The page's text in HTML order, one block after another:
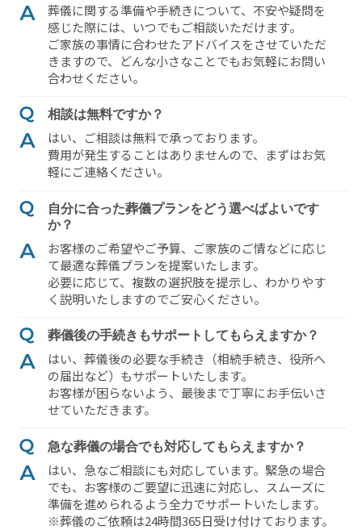
葬儀に関する準備や⼿続きについて、不安や疑問を
感じた際には、いつでもご相談いただけます。
ご家族の事情に合わせたアドバイスをさせていただ
きますので、どんな⼩さなことでもお気軽にお問い
合わせください。
相談は無料ですか？
はい、ご相談は無料で承っております。
費⽤が発⽣することはありませんので、まずはお気
軽にご連絡ください。
⾃分に合った葬儀プランをどう選べばよいです
か？
お客様のご希望やご予算、ご家族のご情などに応じ
て最適な葬儀プランを提案いたします。
必要に応じて、複数の選択肢を提⽰し、わかりやす
く説明いたしますのでご安⼼ください。
葬儀後の⼿続きもサポートしてもらえますか？
はい、葬儀後の必要な⼿続き（相続⼿続き、役所へ
の届出など）もサポートいたします。
お客様が困らないよう、最後まで丁寧にお⼿伝いさ
せていただきます。
急な葬儀の場合でも対応してもらえますか？
はい、急なご相談にも対応しています。緊急の場合
でも、お客様のご要望に迅速に対応し、スムーズに
準備を進められるよう全⼒でサポートいたします。
※葬儀のご依頼は24時間365⽇受け付けております。